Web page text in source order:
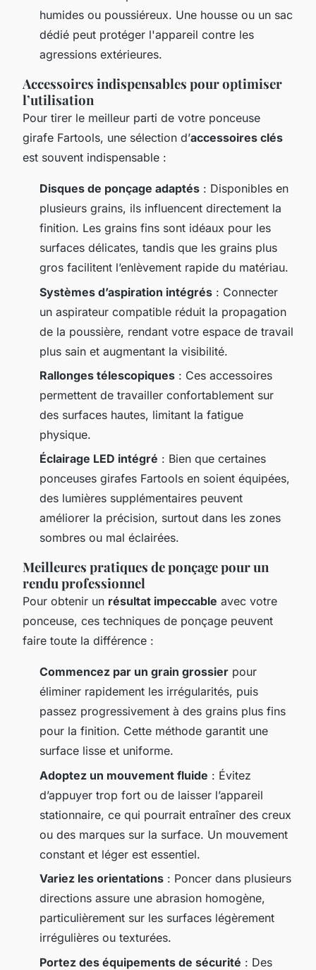
humides ou poussiéreux. Une housse ou un sac
dédié peut protéger l'appareil contre les
agressions extérieures.
Accessoires indispensables pour optimiser
l’utilisation
Pour tirer le meilleur parti de votre ponceuse
girafe Fartools, une sélection d’accessoires clés
est souvent indispensable :
Disques de ponçage adaptés : Disponibles en
plusieurs grains, ils influencent directement la
finition. Les grains fins sont idéaux pour les
surfaces délicates, tandis que les grains plus
gros facilitent l’enlèvement rapide du matériau.
Systèmes d’aspiration intégrés : Connecter
un aspirateur compatible réduit la propagation
de la poussière, rendant votre espace de travail
plus sain et augmentant la visibilité.
Rallonges télescopiques : Ces accessoires
permettent de travailler confortablement sur
des surfaces hautes, limitant la fatigue
physique.
Éclairage LED intégré : Bien que certaines
ponceuses girafes Fartools en soient équipées,
des lumières supplémentaires peuvent
améliorer la précision, surtout dans les zones
sombres ou mal éclairées.
Meilleures pratiques de ponçage pour un
rendu professionnel
Pour obtenir un résultat impeccable avec votre
ponceuse, ces techniques de ponçage peuvent
faire toute la différence :
Commencez par un grain grossier pour
éliminer rapidement les irrégularités, puis
passez progressivement à des grains plus fins
pour la finition. Cette méthode garantit une
surface lisse et uniforme.
Adoptez un mouvement fluide : Évitez
d’appuyer trop fort ou de laisser l’appareil
stationnaire, ce qui pourrait entraîner des creux
ou des marques sur la surface. Un mouvement
constant et léger est essentiel.
Variez les orientations : Poncer dans plusieurs
directions assure une abrasion homogène,
particulièrement sur les surfaces légèrement
irrégulières ou texturées.
Portez des équipements de sécurité : Des